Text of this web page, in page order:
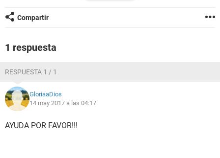
POR FAVOR QUE ALGUIEN ME AYUDE, NO ESTOY EN
CONDICIONES DE PODER AFRONTAR UN EMBARAZO.
Compartir
1 respuesta
RESPUESTA 1 / 1
GloriaaDios
14 may 2017 a las 04:17
AYUDA POR FAVOR!!!